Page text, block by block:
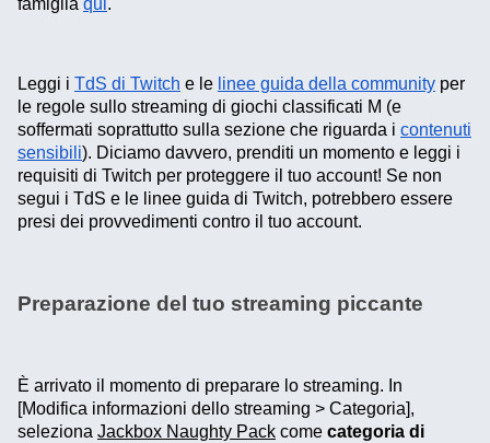
Leggi i TdS di Twitch e le linee guida della community per
le regole sullo streaming di giochi classificati M (e
soffermati soprattutto sulla sezione che riguarda i contenuti
sensibili). Diciamo davvero, prenditi un momento e leggi i
requisiti di Twitch per proteggere il tuo account! Se non
segui i TdS e le linee guida di Twitch, potrebbero essere
presi dei provvedimenti contro il tuo account.
Preparazione del tuo streaming piccante
È arrivato il momento di preparare lo streaming. In
[Modifica informazioni dello streaming > Categoria],
seleziona Jackbox Naughty Pack come categoria di